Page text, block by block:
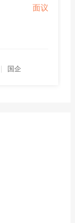
面议
| 国企